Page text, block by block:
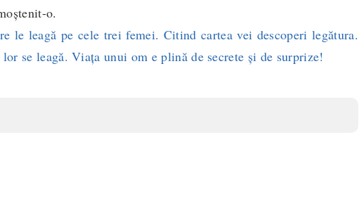
o.
le leagă pe cele trei femei. Citind cartea vei descoperi legătura.
se leagă. Viața unui om e plină de secrete și de surprize!